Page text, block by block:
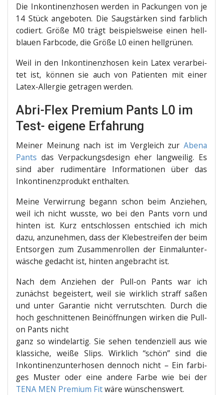
Die Inkon­ti­nenz­ho­sen wer­den in Packun­gen von je
14 Stück ange­bo­ten. Die Saug­stär­ken sind farb­lich
codiert. Grö­ße M0 trägt bei­spiels­wei­se einen hell­
blau­en Farb­code, die Grö­ße L0 einen hellgrünen.
Weil in den Inkon­ti­nenz­ho­sen kein Latex ver­ar­bei­
tet ist, kön­nen sie auch von Pati­en­ten mit einer
Latex-All­er­gie getra­gen werden.
Abri-Flex Premium Pants L0 im
Test- eigene Erfahrung
Mei­ner Mei­nung nach ist im Ver­gleich zur Abe­na
Pants das Ver­pa­ckungs­de­sign eher lang­wei­lig. Es
sind aber rudi­men­tä­re Infor­ma­tio­nen über das
Inkon­ti­nenz­pro­dukt enthalten.
Mei­ne Ver­wir­rung begann schon beim Anzie­hen,
weil ich nicht wuss­te, wo bei den Pants vorn und
hin­ten ist. Kurz ent­schlos­sen ent­schied ich mich
dazu, anzu­neh­men, dass der Kle­be­strei­fen der beim
Ent­sor­gen zum Zusam­men­rol­len der Ein­mal­un­ter­
wä­sche gedacht ist, hin­ten ange­bracht ist.
Nach dem Anzie­hen der Pull-on Pants war ich
zunächst begeis­tert, weil sie wirk­lich straff saßen
und unter Garan­tie nicht ver­rutsch­ten. Durch die
hoch geschnit­te­nen Bein­öff­nun­gen wir­ken die Pull-
on Pants nicht
ganz so win­del­ar­tig. Sie sehen ten­den­zi­ell aus wie
klas­si­che, wei­ße Slips. Wirk­lich “schön” sind die
Inkon­ti­nenz­un­ter­ho­sen den­noch nicht – Ein far­bi­
ges Mus­ter oder eine ande­re Far­be wie bei der
TENA MEN Pre­mi­um Fitwäre wünschenswert.